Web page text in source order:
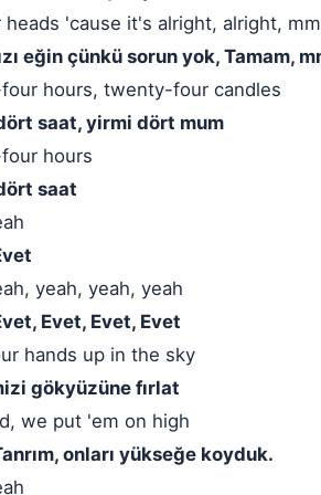
heads 'cause it's alright, alright, mm
eğin çünkü sorun yok, Tamam,
hours, twenty-four candles
saat, yirmi dört mum
hours
saat
yeah, yeah, yeah
Evet, Evet, Evet
hands up in the sky
gökyüzüne fırlat
we put 'em on high
onları yükseğe koyduk.